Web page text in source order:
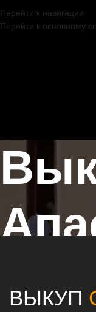
Перейти к навигации
Перейти к основному
ВЫКУП